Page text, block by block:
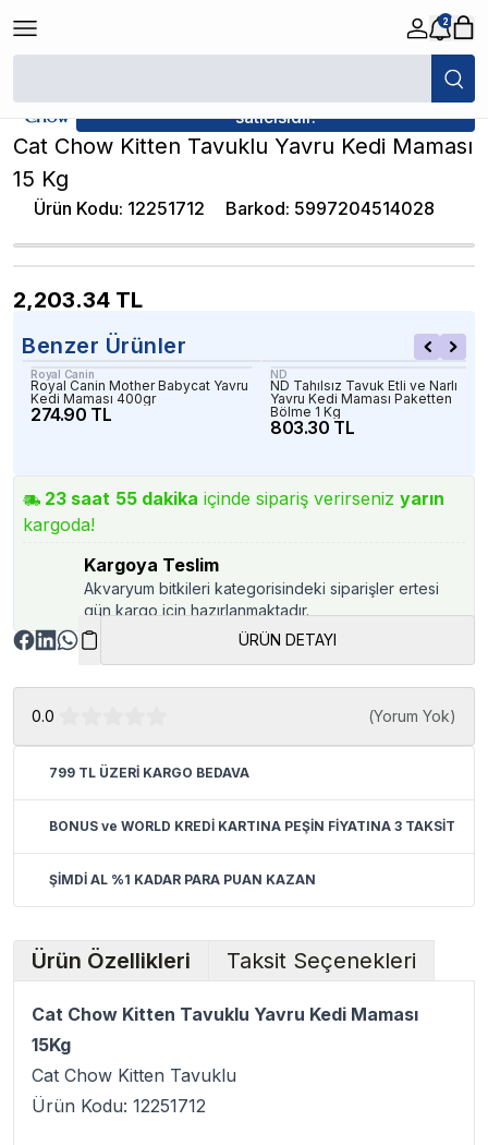
2
/ Cat Chow Kitten Tavuklu Yavru Kedi Maması 15 Kg
satıcısıdır.
Cat Chow Kitten Tavuklu Yavru Kedi Maması
15 Kg
Ürün Kodu: 12251712 Barkod: 5997204514028
2,203.34 TL
Benzer Ürünler
Royal Canin
Royal Canin Mother Babycat Yavru
Kedi Maması 400gr
274.90 TL
ND
ND Tahılsız Tavuk Etli ve Narlı
Yavru Kedi Maması Paketten
Bölme 1 Kg
803.30 TL
23 saat 55 dakika içinde sipariş verirseniz yarın
kargoda!
Kargoya Teslim
Akvaryum bitkileri kategorisindeki siparişler ertesi
gün kargo için hazırlanmaktadır.
ÜRÜN DETAYI
0.0 (Yorum Yok)
799 TL ÜZERİ KARGO BEDAVA
BONUS ve WORLD KREDİ KARTINA PEŞİN FİYATINA 3 TAKSİT
ŞİMDİ AL %1 KADAR PARA PUAN KAZAN
Ürün Özellikleri Taksit Seçenekleri
Cat Chow Kitten Tavuklu Yavru Kedi Maması
15Kg
Cat Chow Kitten Tavuklu
Ürün Kodu: 12251712